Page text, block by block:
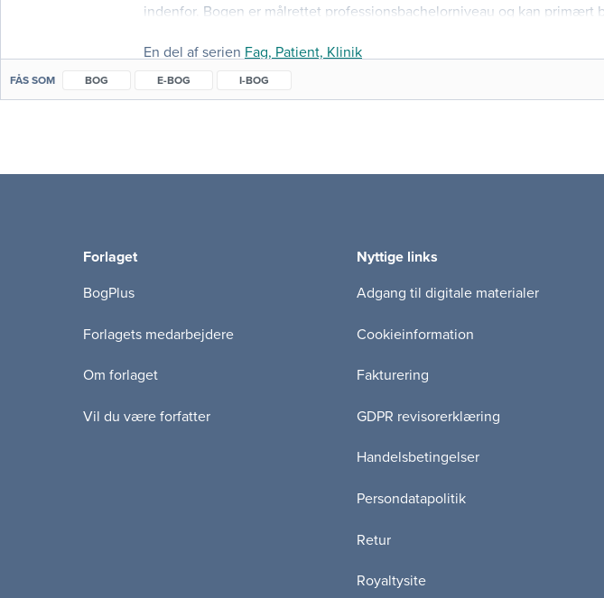
indenfor. Bogen er målrettet professionsbachelorniveau og kan primært
En del af serien Fag, Patient, Klinik
FÅS SOM BOG E-BOG I-BOG
Forlaget
BogPlus
Forlagets medarbejdere
Om forlaget
Vil du være forfatter
Nyttige links
Adgang til digitale materialer
Cookieinformation
Fakturering
GDPR revisorerklæring
Handelsbetingelser
Persondatapolitik
Retur
Royaltysite